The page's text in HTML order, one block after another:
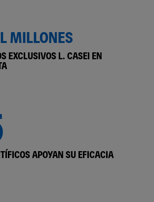
MILLONES
EXCLUSIVOS L. CASEI EN
APOYAN SU EFICACIA